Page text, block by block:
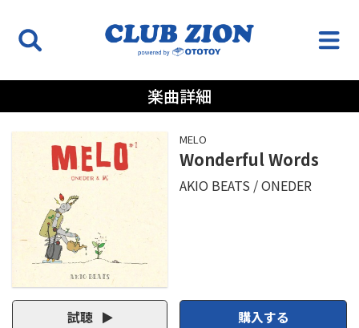
楽曲詳細
MELO
Wonderful Words
AKIO BEATS ONEDER
試聴 購入する